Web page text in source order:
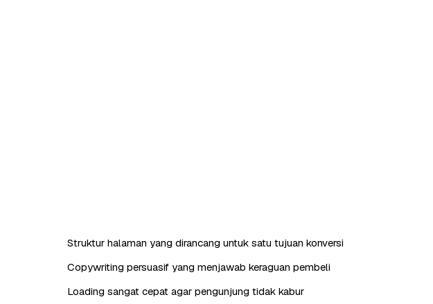
Struktur halaman yang dirancang untuk satu tujuan konversi
Copywriting persuasif yang menjawab keraguan pembeli
Loading sangat cepat agar pengunjung tidak kabur